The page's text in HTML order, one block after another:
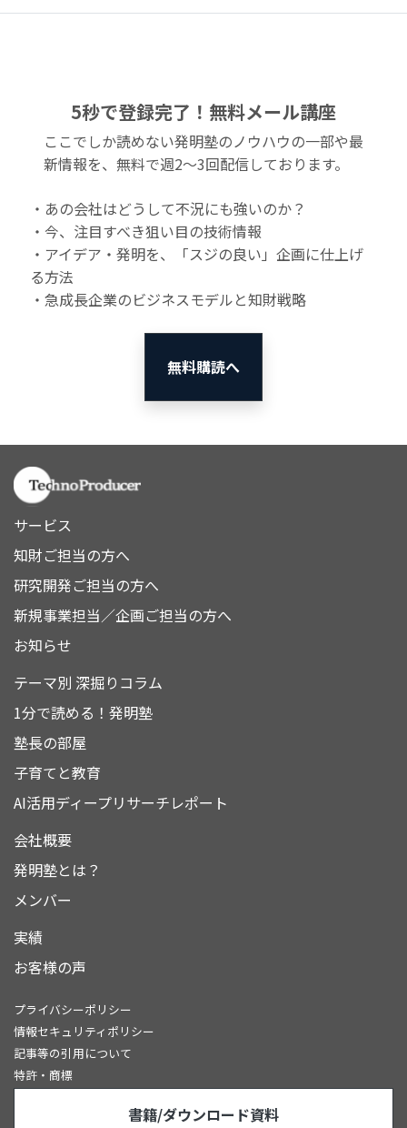
5秒で登録完了！無料メール講座
ここでしか読めない発明塾のノウハウの一部や最
新情報を、無料で週2〜3回配信しております。
・あの会社はどうして不況にも強いのか？
・今、注目すべき狙い目の技術情報
・アイデア・発明を、「スジの良い」企画に仕上げ
る方法
・急成長企業のビジネスモデルと知財戦略
無料購読へ
サービス
知財ご担当の方へ
研究開発ご担当の方へ
新規事業担当／企画ご担当の方へ
お知らせ
テーマ別 深掘りコラム
1分で読める！発明塾
塾長の部屋
子育てと教育
AI活用ディープリサーチレポート
会社概要
発明塾とは？
メンバー
実績
お客様の声
プライバシーポリシー
情報セキュリティポリシー
記事等の引用について
特許・商標
書籍/ダウンロード資料